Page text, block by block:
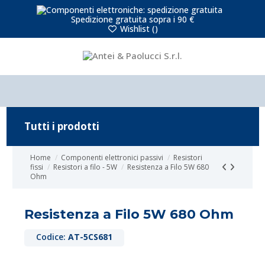
Spedizione gratuita sopra i 90 €
Wishlist ()
Home Componenti elettronici passivi
Resistori
fissi
Resistori a filo - 5W
Resistenza a Filo 5W 680
Ohm
Resistenza a Filo 5W 680 Ohm
Codice: AT-5CS681
Tutti i prodotti